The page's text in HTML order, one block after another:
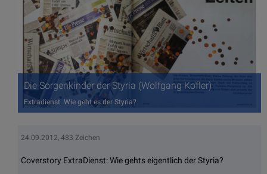
Die Sorgenkinder der Styria (Wolfgang Kofler)
Extradienst: Wie geht es der Styria?
24.09.2012, 483 Zeichen
Coverstory ExtraDienst: Wie gehts eigentlich der Styria?